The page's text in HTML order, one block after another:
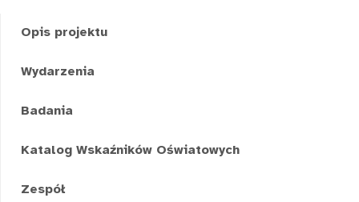
Opis projektu
Wydarzenia
Badania
Katalog Wskaźników Oświatowych
Zespół